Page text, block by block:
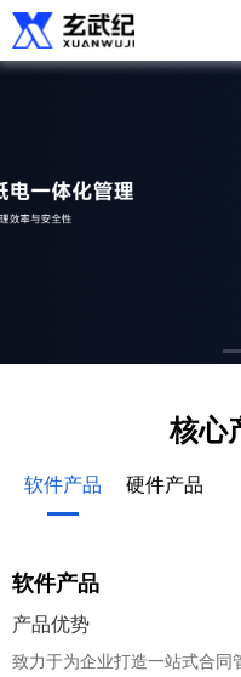
核心
软件产品 硬件产品
软件产品
产品优势
致力于为企业打造一站式合